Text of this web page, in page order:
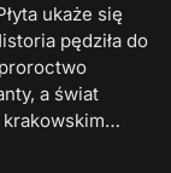
ukaże się
pędziła do
a świat
krakowskim…